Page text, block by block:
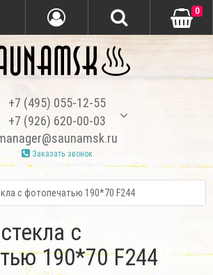
+7 (495) 055-12-55
+7 (926) 620-00-03
Заказать звонок
0
с фотопечатью 190*70 F244
с
190*70 F244